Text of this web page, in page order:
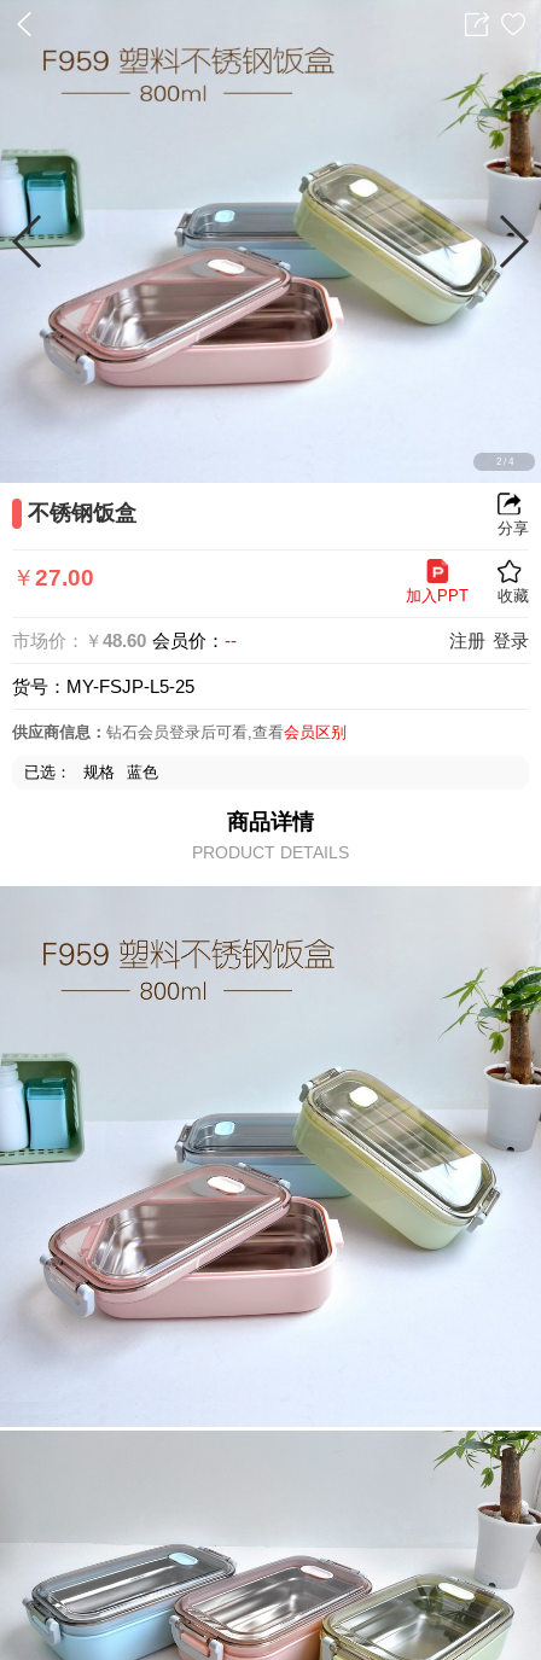
回
分 收
2/ 4
不锈钢饭盒
分享
￥27.00
加入PPT 收藏
市场价：￥48.60 会员价： -- 注册 登录
货号：MY-FSJP-L5-25
供应商信息： 钻石会员登录后可看,查看会员区别
已选： 规格 蓝色
商品详情
PRODUCT DETAILS